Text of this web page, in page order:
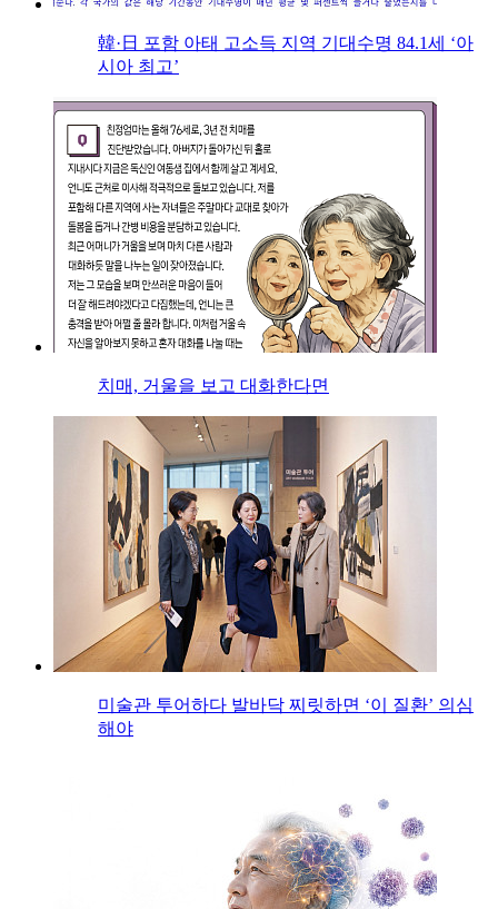
韓·日 포함 아태 고소득 지역 기대수명 84.1세 ‘아
시아 최고’
치매, 거울을 보고 대화한다면
미술관 투어하다 발바닥 찌릿하면 ‘이 질환’ 의심
해야